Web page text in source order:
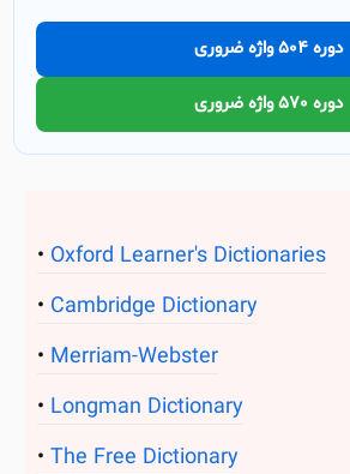
دوره 504 واژه ضروری
دوره 570 واژه ضروری
Oxford Learner's Dictionaries
Cambridge Dictionary
Merriam-Webster
Longman Dictionary
The Free Dictionary